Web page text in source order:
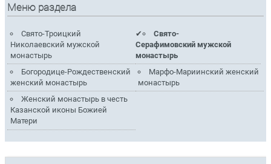
Меню раздела
Свято-Троицкий
Николаевский мужской
монастырь
Свято-
Серафимовский мужской
монастырь
Богородице-Рождественский
женский монастырь
Марфо-Мариинский женский
монастырь
Женский монастырь в честь
Казанской иконы Божией
Матери